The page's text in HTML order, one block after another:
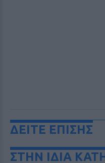
ΔΕΙΤΕ ΕΠΙΣΗΣ
ΣΤΗΝ ΙΔΙΑ